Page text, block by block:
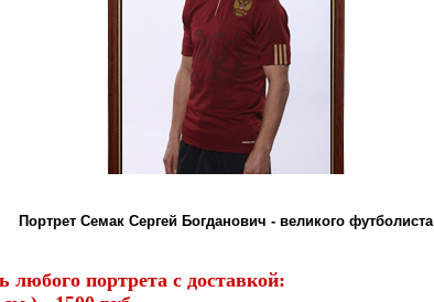
Портрет Семак Сергей Богданович - великого футболиста
любого портрета с доставкой: